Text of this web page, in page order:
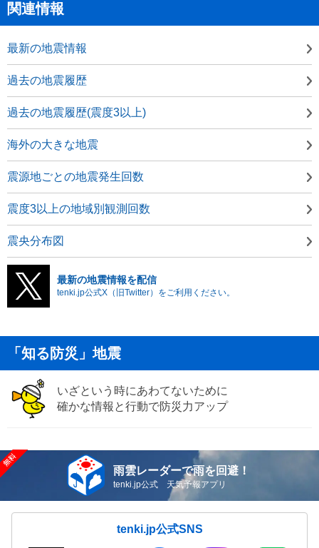
関連情報
最新の地震情報
過去の地震履歴
過去の地震履歴(震度3以上)
海外の大きな地震
震源地ごとの地震発生回数
震度3以上の地域別観測回数
震央分布図
最新の地震情報を配信
tenki.jp公式X（旧Twitter）をご利用ください。
「知る防災」地震
いざという時にあわてないために
確かな情報と行動で防災力アップ
雨雲レーダーで雨を回避！
tenki.jp公式 天気予報アプリ
tenki.jp公式SNS